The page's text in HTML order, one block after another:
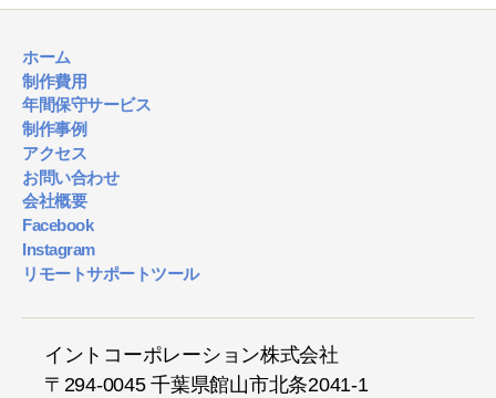
ホーム
制作費用
年間保守サービス
制作事例
アクセス
お問い合わせ
会社概要
Facebook
Instagram
リモートサポートツール
イントコーポレーション株式会社
〒294-0045 千葉県館山市北条2041-1